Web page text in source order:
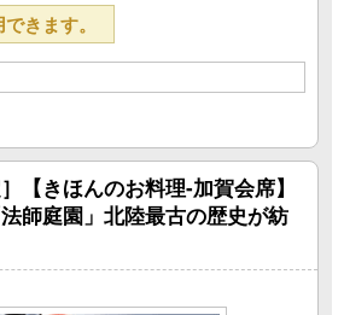
きます。
【きほんのお料理‐加賀会席】
師庭園」北陸最古の歴史が紡